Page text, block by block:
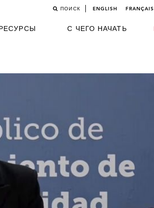
ПОИСК ENGLISH FRANÇAIS
РЕСУРСЫ С ЧЕГО НАЧАТЬ